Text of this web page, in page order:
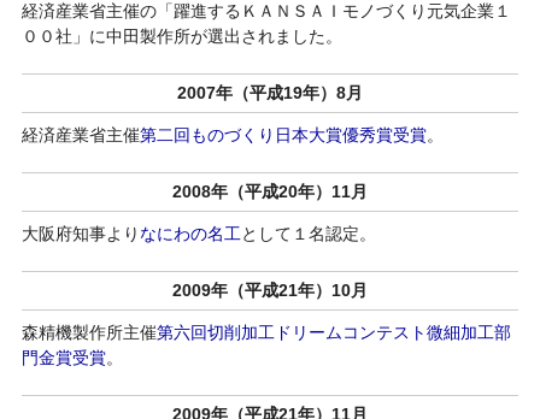
経済産業省主催の「躍進するＫＡＮＳＡＩモノづくり元気企業１
００社」に中田製作所が選出されました。
2007年（平成19年）8月
経済産業省主催第二回ものづくり日本大賞優秀賞受賞。
2008年（平成20年）11月
大阪府知事より なにわの名工として１名認定。
2009年（平成21年）10月
森精機製作所主催第六回切削加工ドリームコンテスト微細加工部
門金賞受賞。
2009年（平成21年）11月